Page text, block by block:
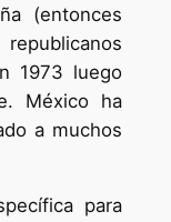
(entonces
1973 luego
México ha
a muchos
para